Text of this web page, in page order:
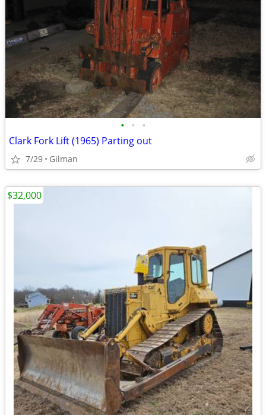
• • •
Clark Fork Lift (1965) Parting out
7/29 Gilman
$32,000